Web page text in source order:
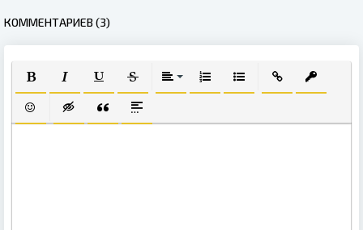
КОММЕНТАРИЕВ (3)
ПОЛУЖИРНЫЙ
КУРСИВПОДЧЕРКНУТЫЙ
ЗАЧЕРКНУТЫЙВЫРАВНИВАНИЕ
НУМЕРОВАННЫЙ СПИСОК
МАРКИРОВАННЫЙ
ВСТАВИТЬ
ВСТАВИТЬ СМАЙЛИК
ВСТАВКА СКРЫТОГО ТЕКСТА
ВСТАВКА ЦИТАТЫ
ВСТАВКА СПОЙЛЕРА